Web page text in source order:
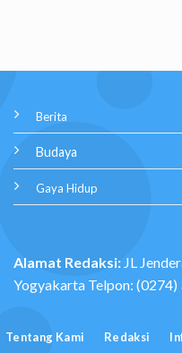
Berita
Budaya
Gaya Hidup
Alamat Redaksi: JL
Yogyakarta Telpon:
Tentang Kami Redaksi